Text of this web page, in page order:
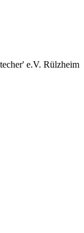
e.V. Rülzheim